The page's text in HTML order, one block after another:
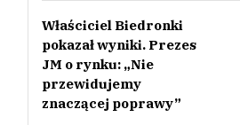
Właściciel Biedronki
pokazał wyniki. Prezes
JM o rynku: „Nie
przewidujemy
znaczącej poprawy”